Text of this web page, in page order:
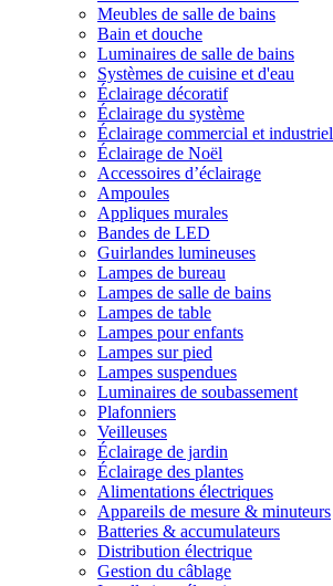
Meubles de salle de bains
Bain et douche
Luminaires de salle de bains
Systèmes de cuisine et d'eau
Éclairage décoratif
Éclairage du système
Éclairage commercial et industriel
Éclairage de Noël
Accessoires d’éclairage
Ampoules
Appliques murales
Bandes de LED
Guirlandes lumineuses
Lampes de bureau
Lampes de salle de bains
Lampes de table
Lampes pour enfants
Lampes sur pied
Lampes suspendues
Luminaires de soubassement
Plafonniers
Veilleuses
Éclairage de jardin
Éclairage des plantes
Alimentations électriques
Appareils de mesure & minuteurs
Batteries & accumulateurs
Distribution électrique
Gestion du câblage